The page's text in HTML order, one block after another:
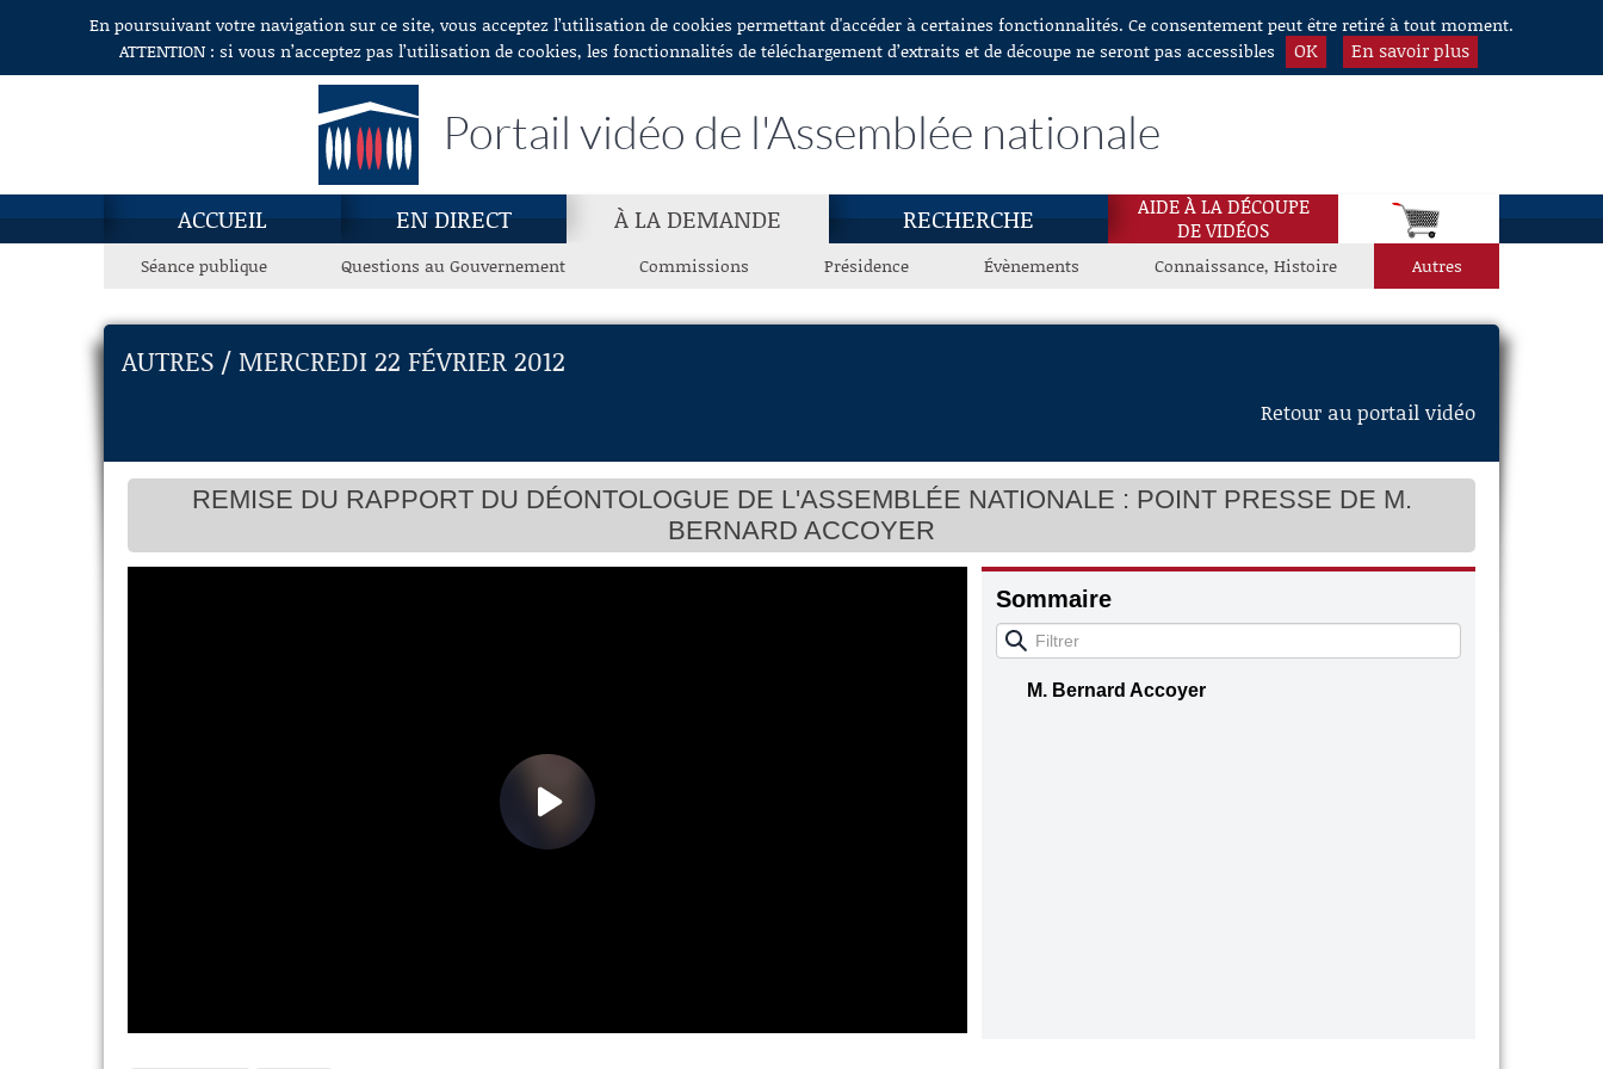
Aller au contenuEn poursuivant votre navigation sur ce site, vous acceptez l’utilisation de cookies permettant d'accéder à certaines fonctionnalités. Ce consentement peut être retiré à tout moment.
ATTENTION : si vous n’acceptez pas l’utilisation de cookies, les fonctionnalités de téléchargement d’extraits et de découpe ne seront pas accessibles
OK En savoir plus
Portail vidéo de l'Assemblée nationale
ACCUEIL EN DIRECT À LA DEMANDE RECHERCHE
AIDE À LA DÉCOUPE
DE VIDÉOS
Séance publique Questions au Gouvernement Commissions Présidence Évènements Connaissance, Histoire Autres
AUTRES / MERCREDI 22 FÉVRIER 2012
Retour au portail vidéo
REMISE DU RAPPORT DU DÉONTOLOGUE DE L'ASSEMBLÉE NATIONALE : POINT PRESSE DE M.
BERNARD ACCOYER
Sommaire
M. Bernard Accoyer